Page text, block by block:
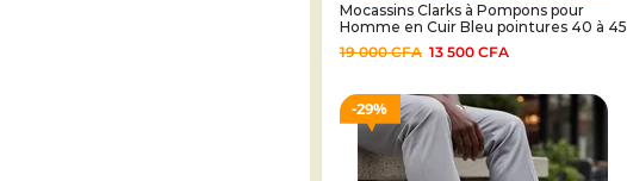
Mocassins Clarks à Pompons pour
Homme en Cuir Bleu pointures 40 à 45
19 000CFA 13 500 CFA
29%